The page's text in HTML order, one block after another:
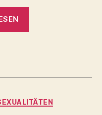
Russland
(akt.)“